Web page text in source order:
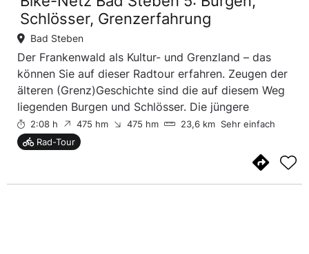
Schlösser, Grenzerfahrung
Bad Steben
Der Frankenwald als Kultur- und Grenzland – das
können Sie auf dieser Radtour erfahren. Zeugen der
älteren (Grenz)Geschichte sind die auf diesem Weg
liegenden Burgen und Schlösser. Die jüngere
Geschichte als Grenzland lässt sich noch im Tal der
Saale erahnen. Hier erstreckte sich bis 1989 d...
2:08 h 475 hm 475 hm 23,6 km Sehr einfach
Rad-Tour